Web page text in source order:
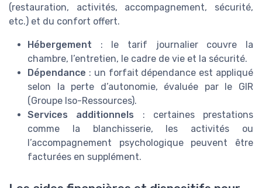
(restauration, activités, accompagnement, sécurité,
etc.) et du confort offert.
Hébergement : le tarif journalier couvre la
chambre, l’entretien, le cadre de vie et la sécurité.
Dépendance : un forfait dépendance est appliqué
selon la perte d’autonomie, évaluée par le GIR
(Groupe Iso-Ressources).
Services additionnels : certaines prestations
comme la blanchisserie, les activités ou
l’accompagnement psychologique peuvent être
facturées en supplément.